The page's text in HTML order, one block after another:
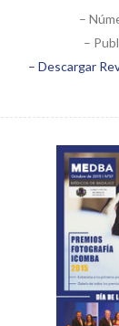
–
–
– Descargar